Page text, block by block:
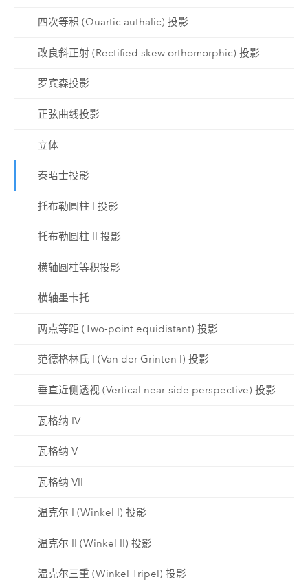
四次等积 (Quartic authalic) 投影
改良斜正射 (Rectified skew orthomorphic) 投影
罗宾森投影
正弦曲线投影
立体
泰晤士投影
托布勒圆柱 I 投影
托布勒圆柱 II 投影
横轴圆柱等积投影
横轴墨卡托
两点等距 (Two-point equidistant) 投影
范德格林氏 I (Van der Grinten I) 投影
垂直近侧透视 (Vertical near-side perspective) 投影
瓦格纳 IV
瓦格纳 V
瓦格纳 VII
温克尔 I (Winkel I) 投影
温克尔 II (Winkel II) 投影
温克尔三重 (Winkel Tripel) 投影